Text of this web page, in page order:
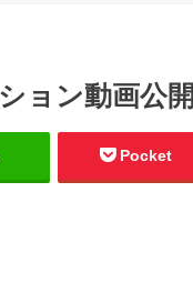
ョン動画公開
Pocket